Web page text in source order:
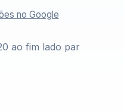
no Google
ao fim lado par